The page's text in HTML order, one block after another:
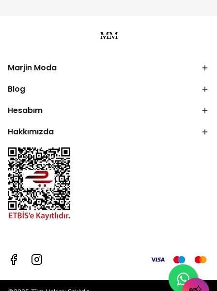
Marjin Moda
Blog
Hesabım
Hakkımızda